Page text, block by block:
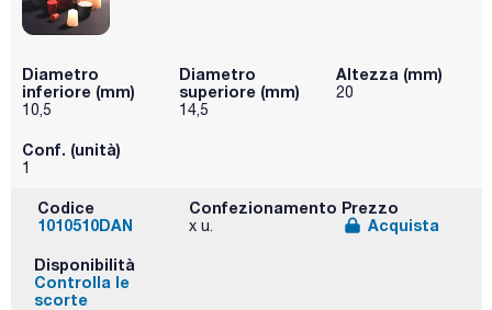
Diametro
inferiore (mm)
10,5
Diametro
superiore (mm)
14,5
Altezza (mm)
20
Conf. (unità)
1
Codice
1010510DAN
Confezionamento
x u.
Prezzo
Acquista
Disponibilità
Controlla le
scorte